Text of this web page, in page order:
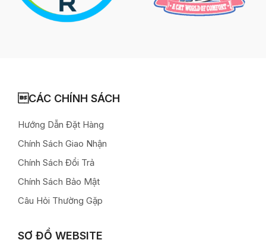
CÁC CHÍNH SÁCH
Hướng Dẫn Đặt Hàng
Chính Sách Giao Nhận
Chính Sách Đổi Trả
Chính Sách Bảo Mật
Câu Hỏi Thường Gặp
SƠ ĐỒ WEBSITE